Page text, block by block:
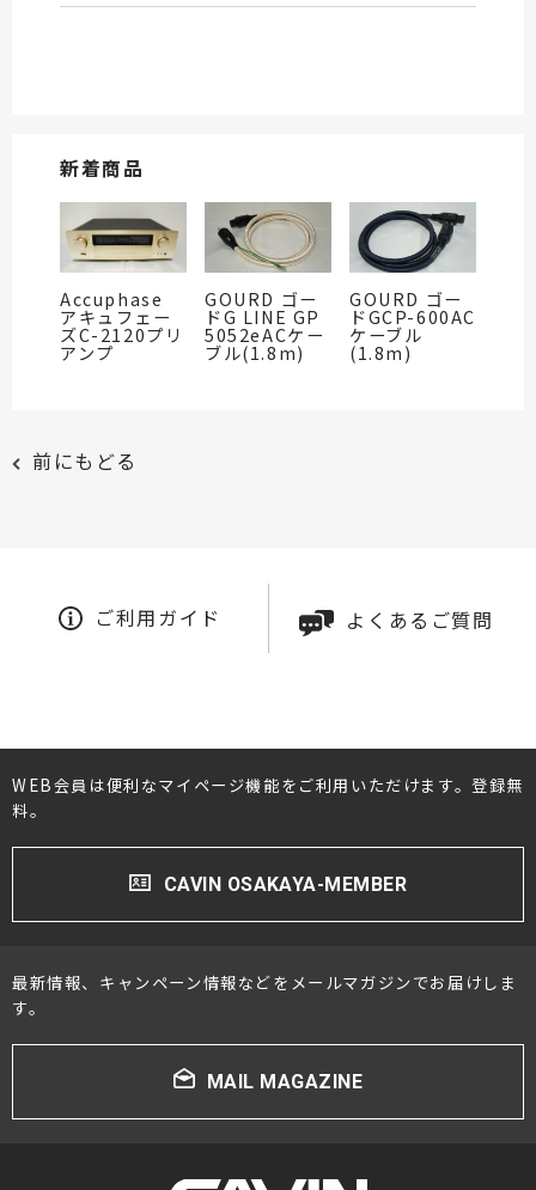
新着商品
Accuphase
アキュフェー
ズC-2120プリ
アンプ
GOURD ゴー
ドG LINE GP
5052eACケー
ブル(1.8m)
GOURD ゴー
ドGCP-600AC
ケーブル
(1.8m)
前にもどる
ご利用ガイド よくあるご質問
WEB会員は便利なマイページ機能をご利用いただけます。登録無
料。
CAVIN OSAKAYA-MEMBER
最新情報、キャンペーン情報などをメールマガジンでお届けしま
す。
MAIL MAGAZINE